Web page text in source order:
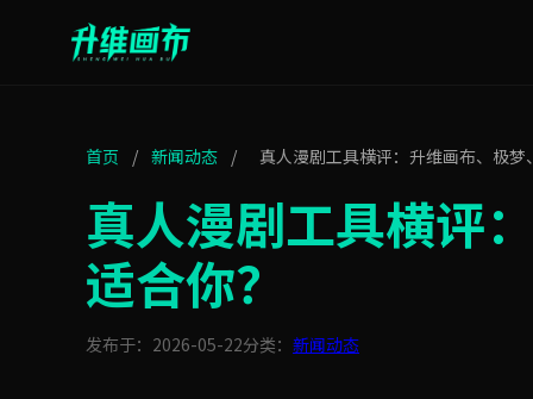
首页 / 新闻动态 / 真人漫剧工具横评：升维画布、极
真人漫剧工具横评
适合你？
发布于：2026-05-22分类： 新闻动态